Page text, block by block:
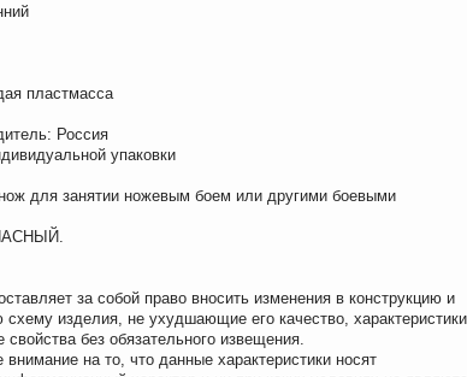
пластмасса
Россия
упаковки
для занятии ножевым боем или другими боевыми
за собой право вносить изменения в конструкцию и
схему изделия, не ухудшающие его качество,
свойства без обязательного извещения.
на то, что данные характеристики носят